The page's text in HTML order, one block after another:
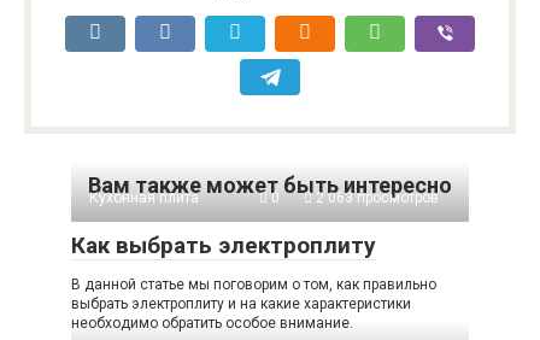
Вам также может быть интересно
Кухонная плита 0 2 063 просмотров
Как выбрать электроплиту
В данной статье мы поговорим о том, как правильно
выбрать электроплиту и на какие характеристики
необходимо обратить особое внимание.